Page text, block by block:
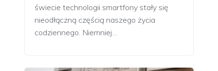
świecie technologii smartfony stały się
nieodłączną częścią naszego życia
codziennego. Niemniej…